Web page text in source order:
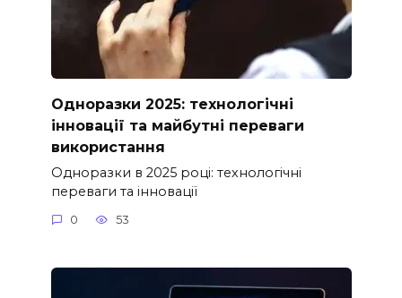
Одноразки 2025: технологічні
інновації та майбутні переваги
використання
Одноразки в 2025 році: технологічні
переваги та інновації
0 53